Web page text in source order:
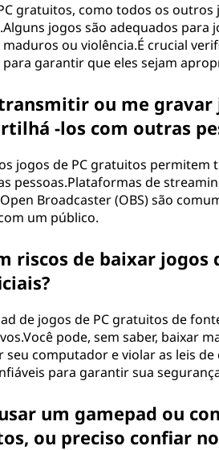
gratuitos, como todos os
jogos são adequados
ou violência.É crucial
garantir que eles sejam
ou me gravar
-los com outras
jogos de PC gratuitos
pessoas.Plataformas de
Broadcaster (OBS) são
um público.
riscos de baixar
de jogos de PC gratuitos de
pode, sem saber, baixar
seu computador e violar as leis
para garantir sua
um gamepad ou
ou preciso confiar